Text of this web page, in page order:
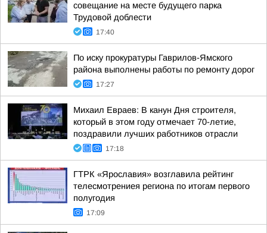
совещание на месте будущего парка
Трудовой доблести
17:40
По иску прокуратуры Гаврилов-Ямского
района выполнены работы по ремонту дорог
17:27
Михаил Евраев: В канун Дня строителя,
который в этом году отмечает 70-летие,
поздравили лучших работников отрасли
17:18
ГТРК «Ярославия» возглавила рейтинг
телесмотрениея региона по итогам первого
полугодия
17:09